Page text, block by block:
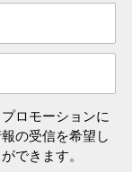
ロモーションに
の受信を希望し
できます。